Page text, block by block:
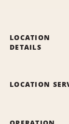
LOCATION
DETAILS
LOCATION